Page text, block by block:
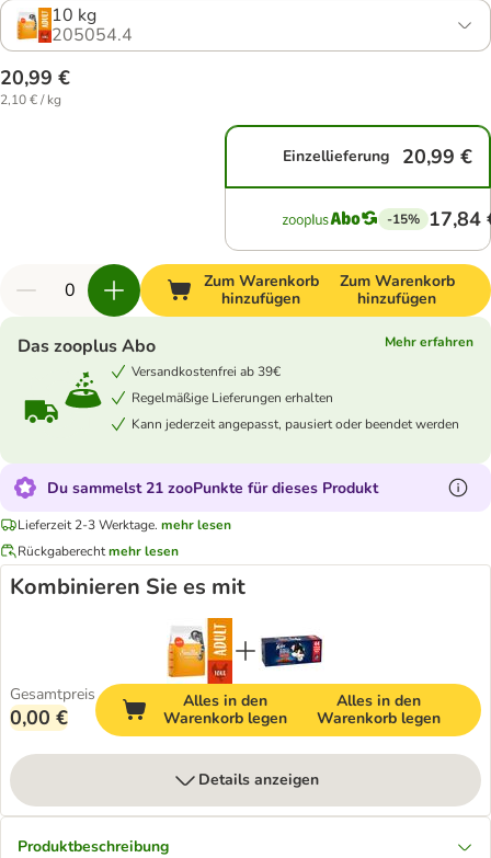
10 kg
205054.4
20,99 €
2,10 € / kg
Einzellieferung 20,99 €
-15% 17,84
Zum Warenkorb
hinzufügen
Zum Warenkorb
hinzufügen
Das zooplus Abo
Mehr erfahren
Versandkostenfrei ab 39€
Regelmäßige Lieferungen erhalten
Kann jederzeit angepasst, pausiert oder beendet werden
Du sammelst 21 zooPunkte für dieses Produkt
Lieferzeit 2-3 Werktage. mehr lesen
Rückgaberechtmehr lesen
Kombinieren Sie es mit
Gesamtpreis
0,00 €
Alles in den
Warenkorb legen
Alles in den
Warenkorb legen
Details anzeigen
Produktbeschreibung